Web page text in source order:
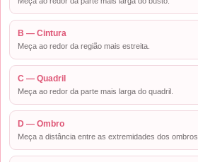
B — Cintura
Meça ao redor da região mais estreita.
C — Quadril
Meça ao redor da parte mais larga do quadril.
D — Ombro
Meça a distância entre as extremidades dos ombros.